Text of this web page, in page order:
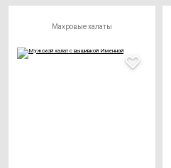
Махровые халаты